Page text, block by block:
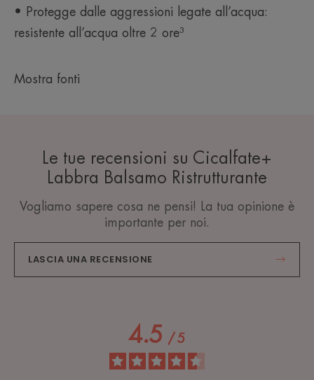
dermatologico su 56 soggetti, almeno 4 applicazioni al giorno per 21 giorni.
***Valutazione clinica. Studio di tollerabilità ed efficacia sotto controllo
dermatologico su 56 soggetti, almeno 4 applicazioni al giorno per 21 giorni.
• Protegge dalle aggressioni legate all’acqua:
resistente all’acqua oltre 2 ore³
Mostra fonti
Le tue recensioni su Cicalfate+
Labbra Balsamo Ristrutturante
Vogliamo sapere cosa ne pensi! La tua opinione è
importante per noi.
LASCIA UNA RECENSIONE
4.5 /5